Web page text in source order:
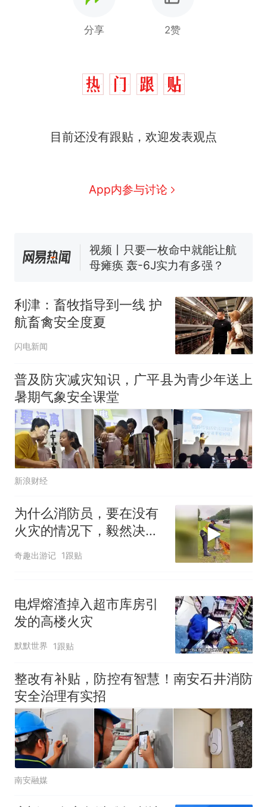
分享 2赞
目前还没有跟贴，欢迎发表观点
App内参与讨论
全部作废，公平么？
国大使骑行绕了几乎整个国境
搬家报价570元，搬到楼下交
空调24小时开着反而更省电？
电力部门回应
的抢着买
热 十多万人报名的考试，成绩
全部作废，公平么？
利津：畜牧指导到一线 护
航畜禽安全度夏
闪电新闻
普及防灾减灾知识，广平县为青少年送上
暑期气象安全课堂
新浪财经
为什么消防员，要在没有
火灾的情况下，毅然决然
地打开消防栓
奇趣出游记 1跟贴
电焊熔渣掉入超市库房引
发的高楼火灾
默默世界 1跟贴
整改有补贴，防控有智慧！南安石井消防
安全治理有实招
南安融媒